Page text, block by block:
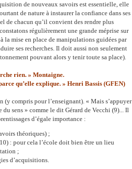
de nouveaux savoirs est essentielle, elle
de nature à instaurer la confiance dans ses
de chacun qu’il convient des rendre plus
régulièrement une grande méprise sur
la mise en place de manipulations guidées par
ses recherches. Il doit aussi non seulement
pouvant alors y tenir toute sa place).
rien. » Montaigne.
qu’elle explique. » Henri Bassis (GFEN)
(y compris pour l’enseignant). « Mais s’appuyer
du sens » comme le dit Gérard de Vecchi (9)... Il
d’égale importance :
théoriques) ;
: pour cela l’école doit bien être un lieu
;
d’acquisitions.